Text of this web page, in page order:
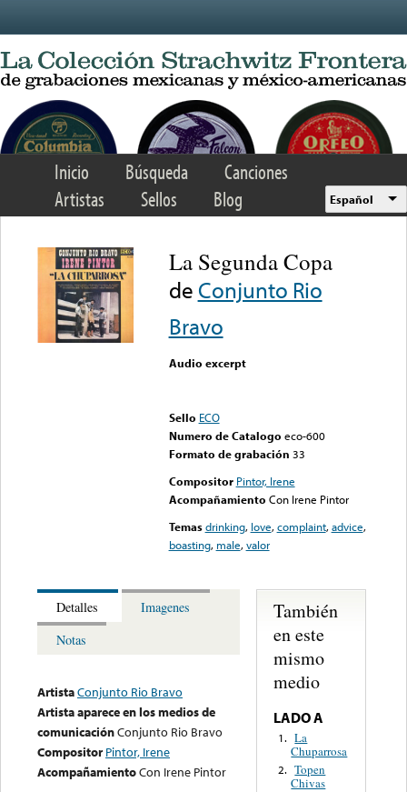
Inicio Búsqueda
Canciones
Artistas
Sellos Blog Español
La Segunda Copa
de Conjunto Rio
Bravo
Audio excerpt
Sello ECO
Numero de Catalogo eco-600
Formato de grabación 33
Compositor Pintor, Irene
Acompañamiento Con Irene Pintor
Temas drinking, love,complaint,advice,
boasting, male,valor
Detalles
Imagenes
Notas
ArtistaConjunto Rio Bravo
Artista aparece en los medios de
comunicaciónConjunto Rio Bravo
Compositor Pintor, Irene
AcompañamientoCon Irene Pintor
También
en este
mismo
medio
LADO A
1. La
Chuparrosa
2. Topen
Chivas